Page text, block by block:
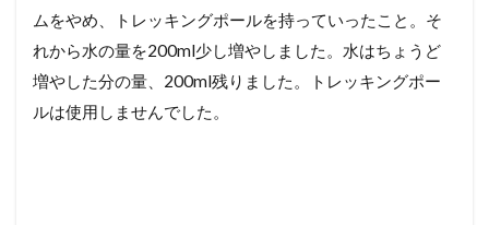
ムをやめ、トレッキングポールを持っていったこと。そ
れから水の量を200ml少し増やしました。水はちょうど
増やした分の量、200ml残りました。トレッキングポー
ルは使用しませんでした。